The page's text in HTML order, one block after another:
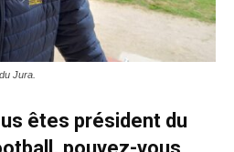
Jura.
êtes président du